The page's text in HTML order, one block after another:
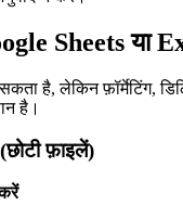
Sheets या
है, लेकिन फ़ॉर्मेटिंग,
है।
फ़ाइलें)